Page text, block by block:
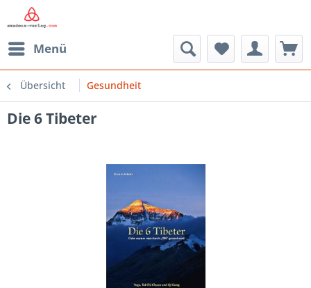
Menü
Übersicht Gesundheit
Die 6 Tibeter